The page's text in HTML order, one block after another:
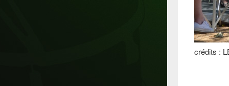
crédits :